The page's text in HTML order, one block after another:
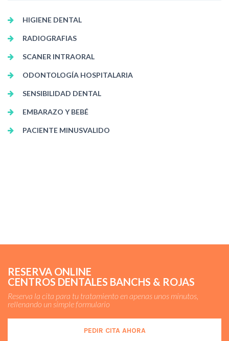
HIGIENE DENTAL
RADIOGRAFIAS
SCANER INTRAORAL
ODONTOLOGÍA HOSPITALARIA
SENSIBILIDAD DENTAL
EMBARAZO Y BEBÉ
PACIENTE MINUSVALIDO
RESERVA ONLINE
CENTROS DENTALES BANCHS & ROJAS
Reserva la cita para tu tratamiento en apenas unos minutos,
rellenando un simple formulario
PEDIR CITA AHORA